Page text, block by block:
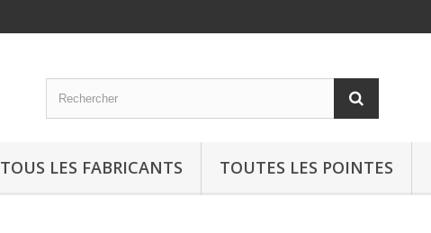
TOUS LES FABRICANTS TOUTES LES POINTES